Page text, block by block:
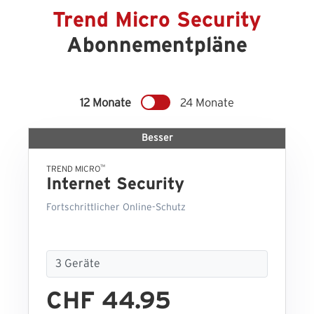
Trend Micro Security
Abonnementpläne
12 Monate 24 Monate
Besser
TREND MICRO™
Internet Security
Fortschrittlicher Online-Schutz
CHF 44.95